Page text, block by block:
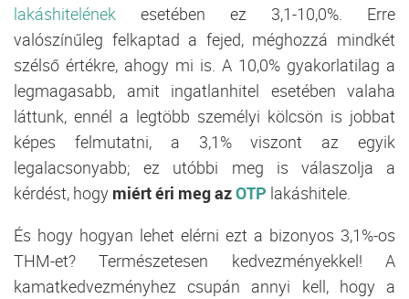
lakáshitelének esetében ez 3,1-10,0%. Erre
valószínűleg felkaptad a fejed, méghozzá mindkét
szélső értékre, ahogy mi is. A 10,0% gyakorlatilag a
legmagasabb, amit ingatlanhitel esetében valaha
láttunk, ennél a legtöbb személyi kölcsön is jobbat
képes felmutatni, a 3,1% viszont az egyik
legalacsonyabb; ez utóbbi meg is válaszolja a
kérdést, hogy miért éri meg azOTP lakáshitele.
És hogy hogyan lehet elérni ezt a bizonyos 3,1%-os
THM-et? Természetesen kedvezményekkel! A
kamatkedvezményhez csupán annyi kell, hogy a